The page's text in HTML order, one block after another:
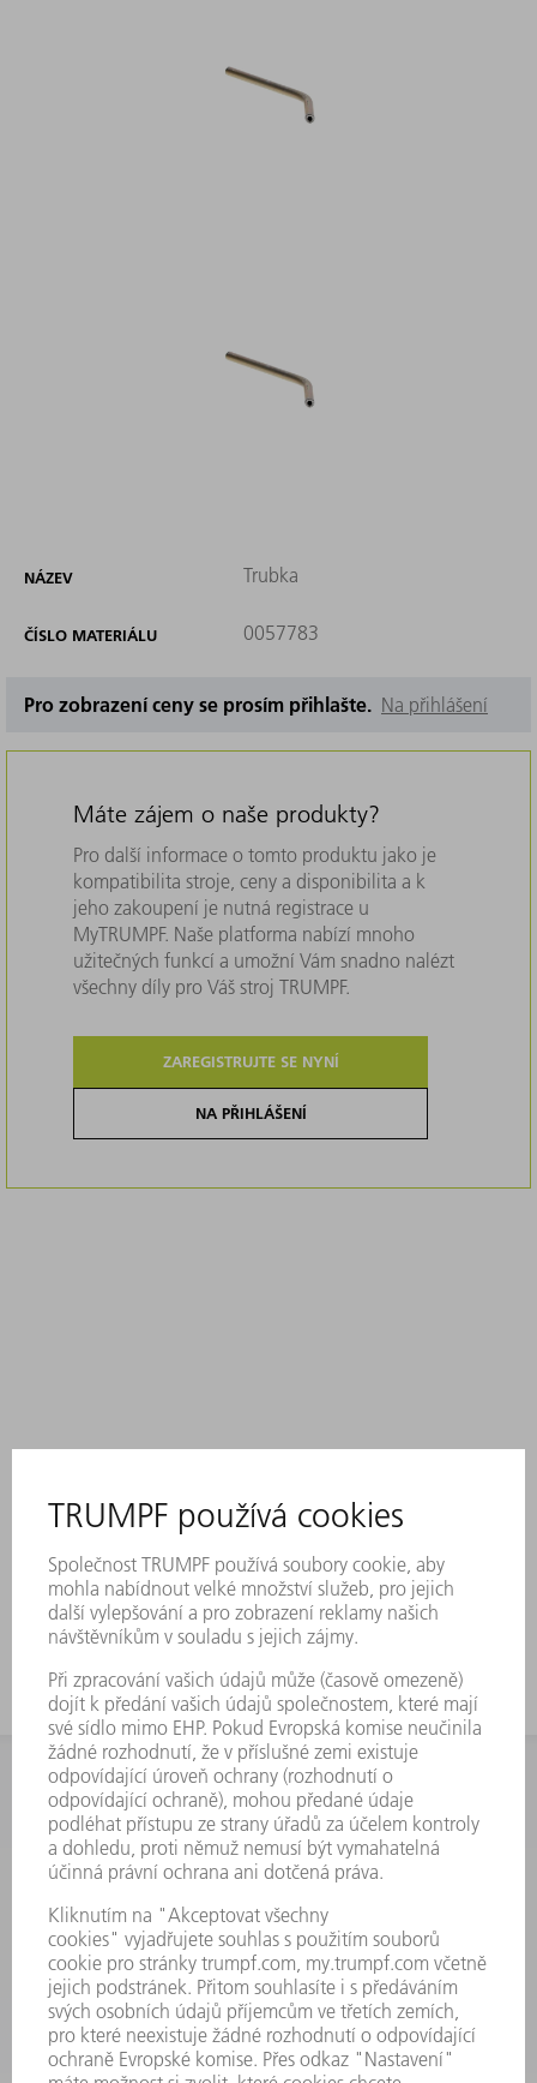
NÁZEV Trubka
ČÍSLO MATERIÁLU 0057783
Pro zobrazení ceny se prosím přihlašte. Na přihlášení
Máte zájem o naše produkty?
Pro další informace o tomto produktu jako je
kompatibilita stroje, ceny a disponibilita a k
jeho zakoupení je nutná registrace u
MyTRUMPF. Naše platforma nabízí mnoho
užitečných funkcí a umožní Vám snadno nalézt
všechny díly pro Váš stroj TRUMPF.
ZAREGISTRUJTE SE NYNÍ
NA PŘIHLÁŠENÍ
INFORMACE
Často kladené dotazy
Všeobecné obchodní podmínky
KONTAKTNÍ ÚDAJE
Náhradní díly
+420 251 106 254
Po - čt 8:00 - 17:00
Pá 8:00 - 16:00
ND@trumpf.com
KONTAKTNÍ ÚDAJE